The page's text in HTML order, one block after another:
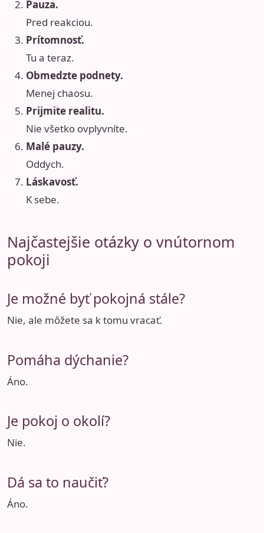
Pauza.
Pred reakciou.
Prítomnosť.
Tu a teraz.
Obmedzte podnety.
Menej chaosu.
Prijmite realitu.
Nie všetko ovplyvníte.
Malé pauzy.
Oddych.
Láskavosť.
K sebe.
Najčastejšie otázky o vnútornom
pokoji
Je možné byť pokojná stále?
Nie, ale môžete sa k tomu vracať.
Pomáha dýchanie?
Áno.
Je pokoj o okolí?
Nie.
Dá sa to naučiť?
Áno.